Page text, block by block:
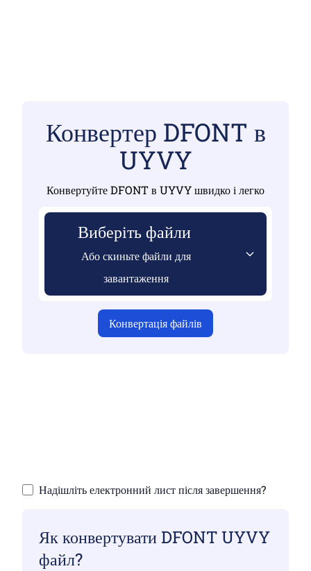
Конвертер DFONT в
UYVY
Конвертуйте DFONT в UYVY швидко і легко
Виберіть файли
Або скиньте файли для
завантаження
Конвертація файлів
Надішліть електронний лист після завершення?
Як конвертувати DFONT UYVY
файл?